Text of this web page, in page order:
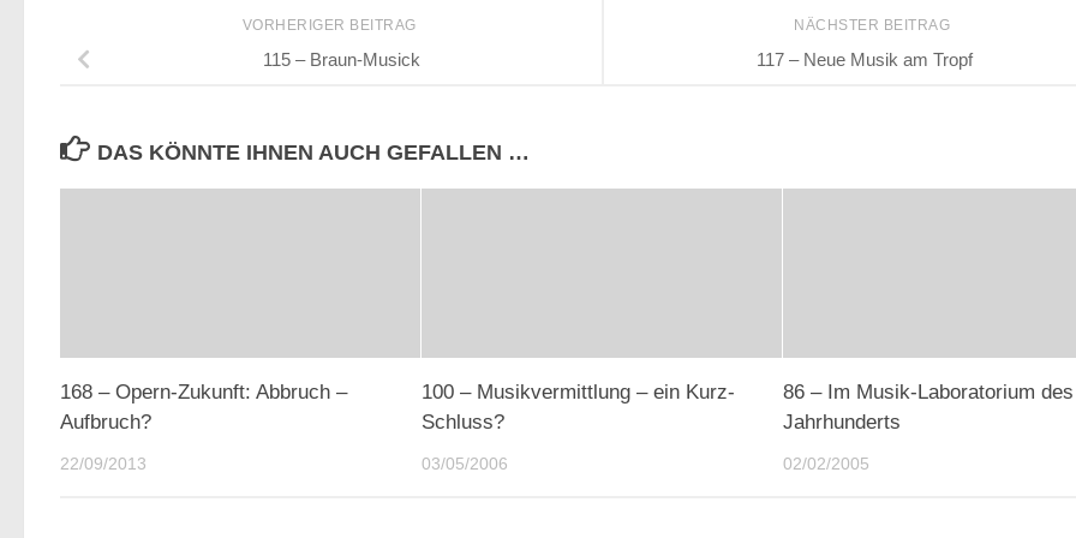
NÄCHSTER BEITRAG
117 – Neue Musik am Tropf
VORHERIGER BEITRAG
115 – Braun-Musick
DAS KÖNNTE IHNEN AUCH GEFALLEN …
168 – Opern-Zukunft: Abbruch –
Aufbruch?
22/09/2013
100 – Musikvermittlung – ein Kurz-
Schluss?
03/05/2006
86 – Im Musik-Laboratorium
Jahrhunderts
02/02/2005